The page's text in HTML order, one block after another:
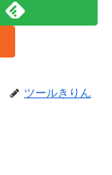
ツールきりん